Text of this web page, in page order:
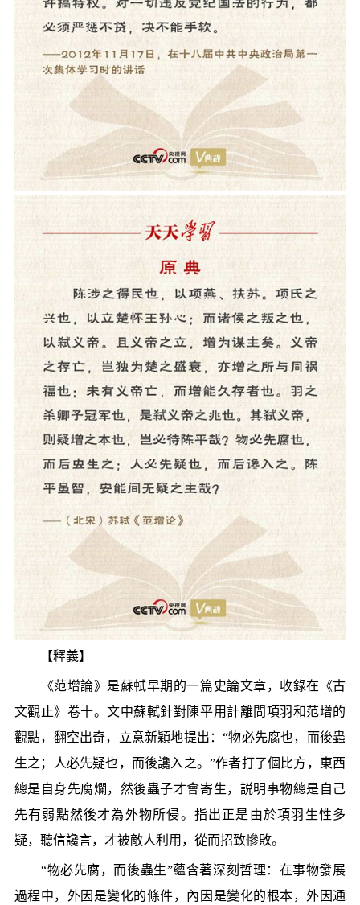
【釋義】
《范增論》是蘇軾早期的一篇史論文章，收錄在《古
文觀止》卷十。文中蘇軾針對陳平用計離間項羽和范增的
觀點，翻空出奇，立意新穎地提出：“物必先腐也，而後蟲
生之；人必先疑也，而後讒入之。”作者打了個比方，東西
總是自身先腐爛，然後蟲子才會寄生，説明事物總是自己
先有弱點然後才為外物所侵。指出正是由於項羽生性多
疑，聽信讒言，才被敵人利用，從而招致慘敗。
“物必先腐，而後蟲生”蘊含著深刻哲理：在事物發展
過程中，外因是變化的條件，內因是變化的根本，外因通